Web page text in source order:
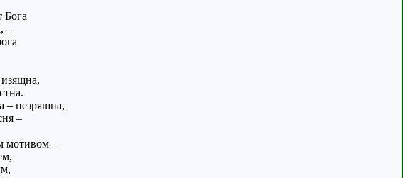
Бога
–
– незряшна,
–
мотивом –